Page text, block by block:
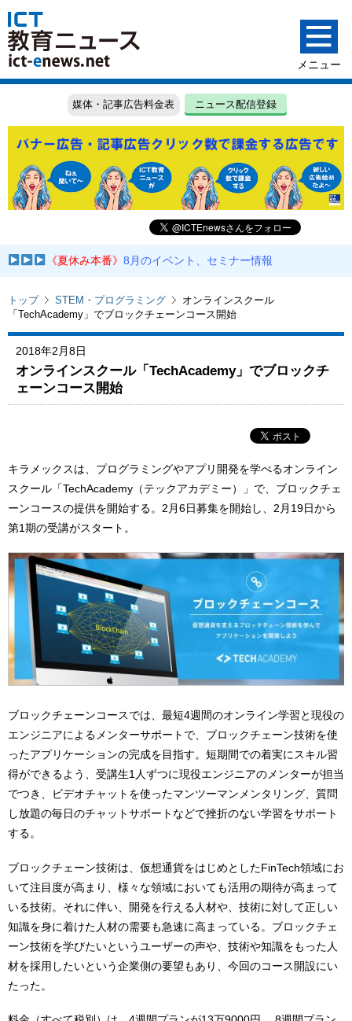
媒体・記事広告料金表 ニュース配信登録
《夏休み本番》8月のイベント、セミナー情報
トップ STEM・プログラミング
オンラインスクール
「TechAcademy」でブロックチェーンコース開始
2018年2月8日
オンラインスクール「TechAcademy」でブロックチ
ェーンコース開始
キラメックスは、プログラミングやアプリ開発を学べるオンライン
スクール「TechAcademy（テックアカデミー）」で、ブロックチェ
ーンコースの提供を開始する。2月6日募集を開始し、2月19日から
第1期の受講がスタート。
ブロックチェーンコースでは、最短4週間のオンライン学習と現役の
エンジニアによるメンターサポートで、ブロックチェーン技術を使
ったアプリケーションの完成を目指す。短期間での着実にスキル習
得ができるよう、受講生1人ずつに現役エンジニアのメンターが担当
でつき、ビデオチャットを使ったマンツーマンメンタリング、質問
し放題の毎日のチャットサポートなどで挫折のない学習をサポート
する。
ブロックチェーン技術は、仮想通貨をはじめとしたFinTech領域にお
いて注目度が高まり、様々な領域においても活用の期待が高まって
いる技術。それに伴い、開発を行える人材や、技術に対して正しい
知識を身に着けた人材の需要も急速に高まっている。ブロックチェ
ーン技術を学びたいというユーザーの声や、技術や知識をもった人
材を採用したいという企業側の要望もあり、今回のコース開設にい
たった。